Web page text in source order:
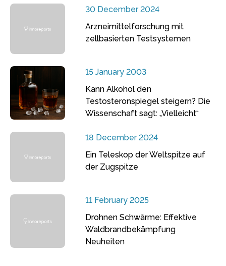
30 December 2024
Arzneimittelforschung mit
zellbasierten Testsystemen
15 January 2003
Kann Alkohol den
Testosteronspiegel steigern? Die
Wissenschaft sagt: „Vielleicht“
18 December 2024
Ein Teleskop der Weltspitze auf
der Zugspitze
11 February 2025
Drohnen Schwärme: Effektive
Waldbrandbekämpfung
Neuheiten